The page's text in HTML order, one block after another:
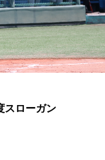
スローガン